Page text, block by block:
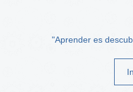
"Aprender es